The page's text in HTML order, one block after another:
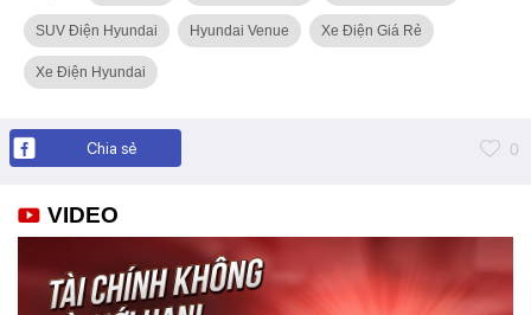
SUV Điện Hyundai Hyundai Venue Xe Điện Giá Rẻ
Xe Điện Hyundai
Chia sẻ 0
VIDEO